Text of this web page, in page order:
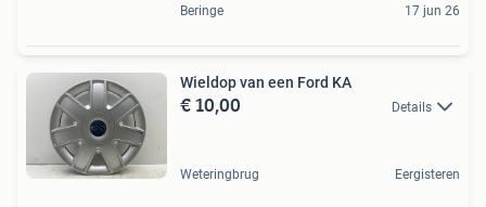
Beringe 17 jun 26
Wieldop van een Ford KA
€ 10,00 Details
Weteringbrug Eergisteren